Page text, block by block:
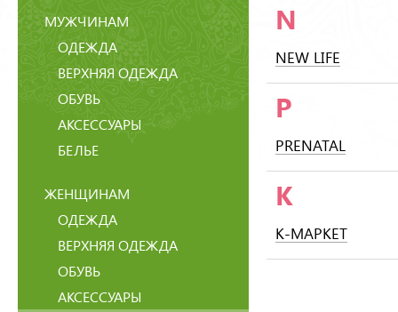
МУЖЧИНАМ
ОДЕЖДА
ВЕРХНЯЯ ОДЕЖДА
ОБУВЬ
АКСЕССУАРЫ
БЕЛЬЕ
ЖЕНЩИНАМ
ОДЕЖДА
ВЕРХНЯЯ ОДЕЖДА
ОБУВЬ
АКСЕССУАРЫ
N
NEW LIFE
P
PRENATAL
К
К-МАРКЕТ